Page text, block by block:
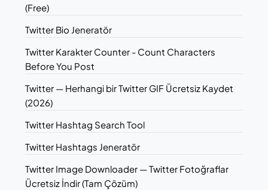
(Free)
Twitter Bio Jeneratör
Twitter Karakter Counter - Count Characters
Before You Post
Twitter — Herhangi bir Twitter GIF Ücretsiz Kaydet
(2026)
Twitter Hashtag Search Tool
Twitter Hashtags Jeneratör
Twitter Image Downloader — Twitter Fotoğraflar
Ücretsiz İndir (Tam Çözüm)